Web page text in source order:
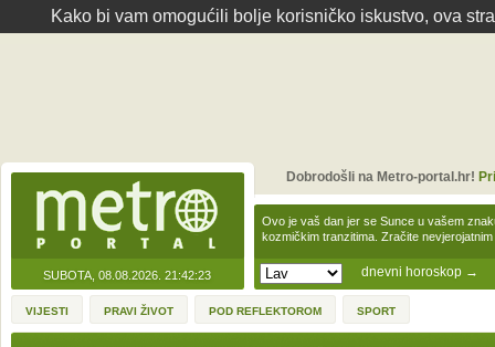
Kako bi vam omogućili bolje korisničko iskustvo, ova
SUBOTA, 08.08.2026. 21:42:23 dnevni horoskop →
Ovo je vaš dan jer se Sunce u vašem
kozmičkim tranzitima. Zračite
Dobrodošli na Metro-portal.hr!
VIJESTI PRAVI ŽIVOT POD REFLEKTOROM SPORT